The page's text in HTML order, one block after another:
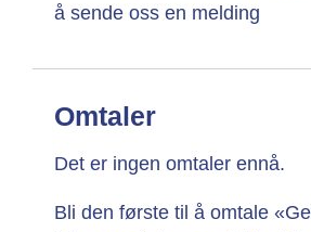
å sende oss en melding
Omtaler
Det er ingen omtaler ennå.
Bli den første til å omtale